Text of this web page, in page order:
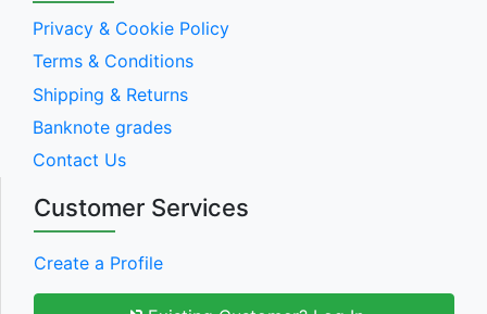
Privacy & Cookie Policy
Terms & Conditions
Shipping & Returns
Banknote grades
Contact Us
Customer Services
Create a Profile